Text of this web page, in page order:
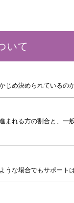
いて
じめ決められているの
まれる方の割合と、
うな場合でもサポート